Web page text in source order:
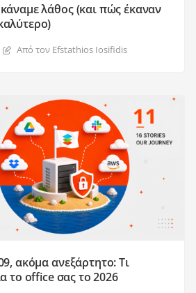
λάθος (και πώς έκαναν
Από τον Efstathios Iosifidis
ακόμα ανεξάρτητο: Τι
το office σας το 2026